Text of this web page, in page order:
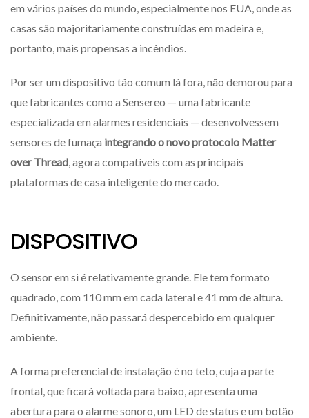
em vários países do mundo, especialmente nos EUA, onde as
casas são majoritariamente construídas em madeira e,
portanto, mais propensas a incêndios.
Por ser um dispositivo tão comum lá fora, não demorou para
que fabricantes como a Sensereo — uma fabricante
especializada em alarmes residenciais — desenvolvessem
sensores de fumaça integrando o novo protocolo Matter
over Thread, agora compatíveis com as principais
plataformas de casa inteligente do mercado.
DISPOSITIVO
O sensor em si é relativamente grande. Ele tem formato
quadrado, com 110 mm em cada lateral e 41 mm de altura.
Definitivamente, não passará despercebido em qualquer
ambiente.
A forma preferencial de instalação é no teto, cuja a parte
frontal, que ficará voltada para baixo, apresenta uma
abertura para o alarme sonoro, um LED de status e um botão